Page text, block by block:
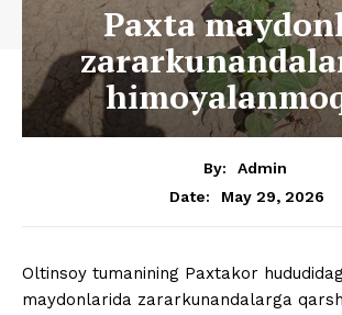
Paxta
By:
Admin
Date:
May 29, 2026
Oltinsoy tumanining Paxtakor
maydonlarida zararkunandalarga